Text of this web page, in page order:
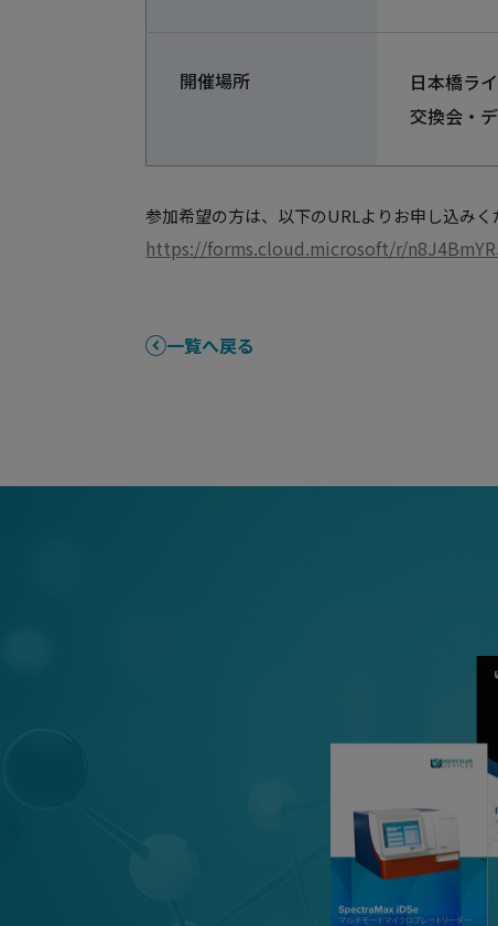
開催場所 日本橋ラ
交換会・デ
参加希望の方は、以下のURLよりお申し込みく
https://forms.cloud.microsoft/r/
一覧へ戻る